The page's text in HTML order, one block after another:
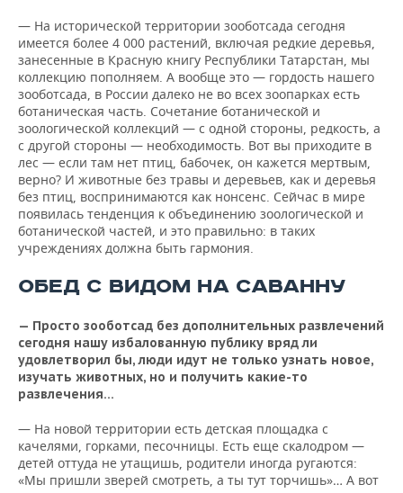
— На исторической территории зооботсада сегодня
имеется более 4 000 растений, включая редкие деревья,
занесенные в Красную книгу Республики Татарстан, мы
коллекцию пополняем. А вообще это — гордость нашего
зооботсада, в России далеко не во всех зоопарках есть
ботаническая часть. Сочетание ботанической и
зоологической коллекций — с одной стороны, редкость, а
с другой стороны — необходимость. Вот вы приходите в
лес — если там нет птиц, бабочек, он кажется мертвым,
верно? И животные без травы и деревьев, как и деревья
без птиц, воспринимаются как нонсенс. Сейчас в мире
появилась тенденция к объединению зоологической и
ботанической частей, и это правильно: в таких
учреждениях должна быть гармония.
ОБЕД С ВИДОМ НА САВАННУ
— Просто зооботсад без дополнительных развлечений
сегодня нашу избалованную публику вряд ли
удовлетворил бы, люди идут не только узнать новое,
изучать животных, но и получить какие-то
развлечения…
— На новой территории есть детская площадка с
качелями, горками, песочницы. Есть еще скалодром —
детей оттуда не утащишь, родители иногда ругаются:
«Мы пришли зверей смотреть, а ты тут торчишь»… А вот